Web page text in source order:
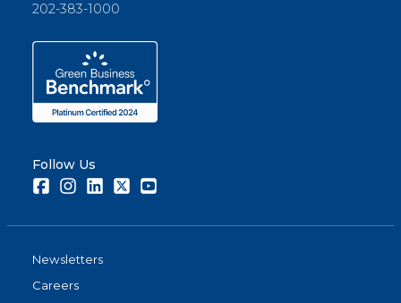
202-383-1000
Follow Us
FacebookInstagramLinkedInTwitter
Newsletters
Careers